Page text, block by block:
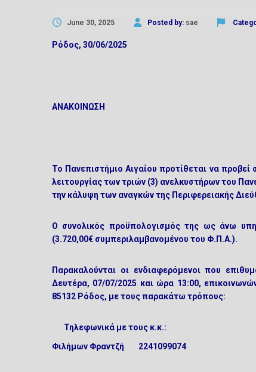
June 30, 2025 Posted by: sae
Ρόδος, 30/06/2025
ΑΝΑΚΟΙΝΩΣΗ
Το Πανεπιστήμιο Αιγαίου προτίθεται να
λειτουργίας των τριών (3) ανελκυστήρων του
την κάλυψη των αναγκών της Περιφερειακής
Ο συνολικός προϋπολογισμός της ως άνω
(3.720,00€ συμπεριλαμβανομένου του Φ.Π.Α.).
Παρακαλούνται οι ενδιαφερόμενοι που
Δευτέρα, 07/07/2025 και ώρα 13:00,
85132 Ρόδος, με τους παρακάτω τρόπους:
Τηλεφωνικά με τους κ.κ.:
Φιλήμων Φραντζή 2241099074